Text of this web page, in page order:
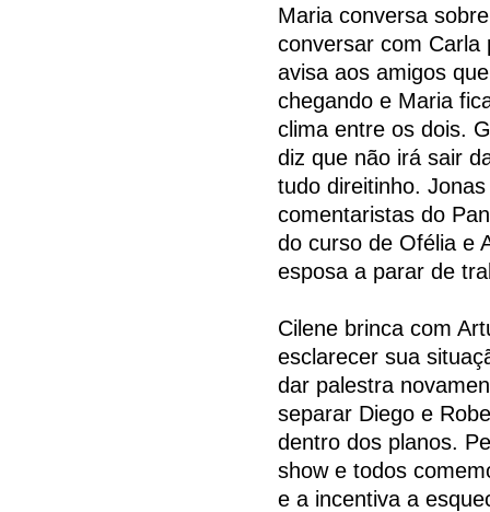
Maria conversa
conversar com Carla
avisa aos amigos
chegando e Maria
clima entre os dois.
diz que não irá sair
tudo direitinho.
comentaristas do
do curso de Ofélia e
esposa a parar de
Cilene brinca com
esclarecer sua
dar palestra
separar Diego e
dentro dos planos.
show e todos
e a incentiva a